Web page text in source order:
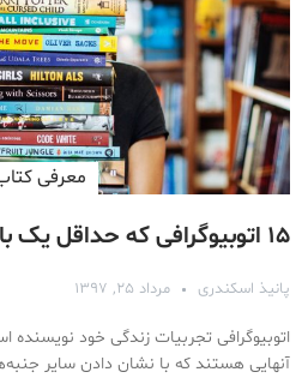
معرفی
۱۵ اتوبیوگرافی که حداقل یک بار باید بخوانید
پانیذ اسکندری مرداد ۲۵, ۱۳۹۷
اتوبیوگرافی تجربیات زندگی خود نویسنده
آنهایی هستند که با نشان دادن سایر